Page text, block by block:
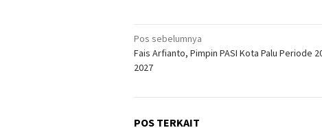
Navigasi
pos
Pos sebelumnya
Fais Arfianto, Pimpin PASI Kota Palu Periode
2027
POS TERKAIT